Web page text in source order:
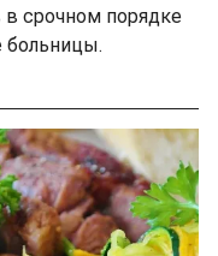
срочном порядке
больницы.